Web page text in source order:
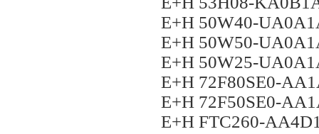
E+H 50W40-
E+H 50W50-
E+H 50W25-
E+H 72F80SE0-
E+H 72F50SE0-
E+H FTC260-